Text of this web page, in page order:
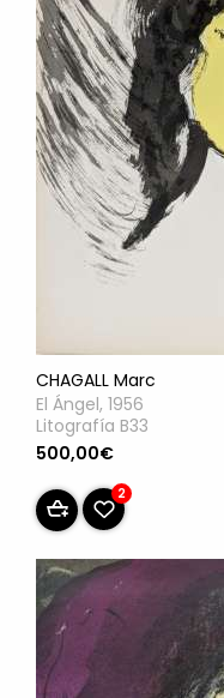
CHAGALL Marc
El Ángel, 1956
Litografía B33
500,00€
2